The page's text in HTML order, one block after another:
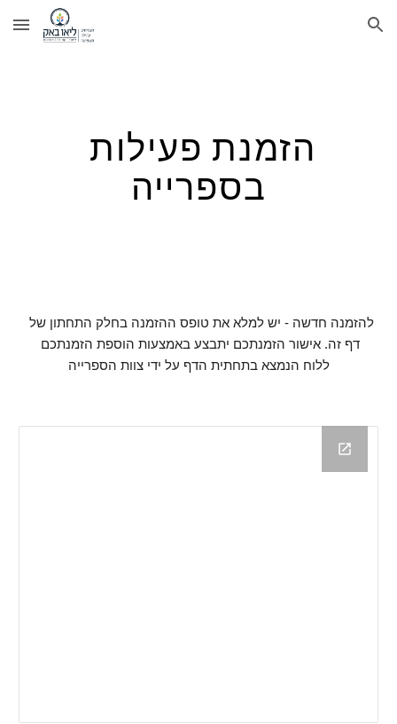
Skip to main content Skip to navigation
בספרייה
להזמנה חדשה - יש למלא את טופס ההזמנה בחלק התחתון של
ללוח הנמצא בתחתית הדף על ידי צוות הספרייה